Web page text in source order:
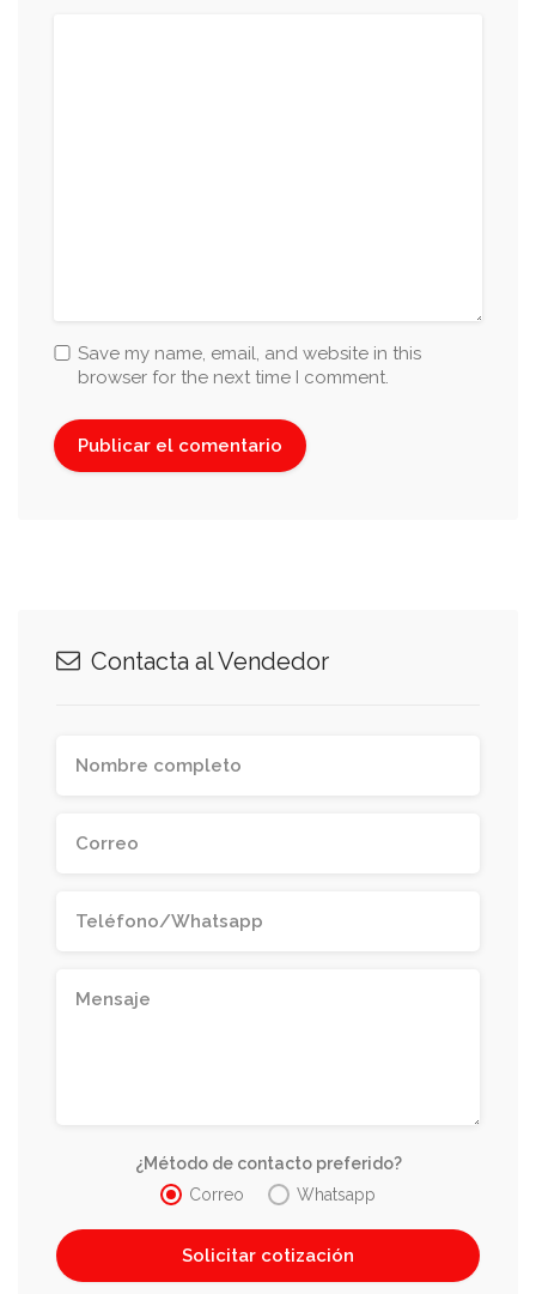
Save my name, email, and website in this
browser for the next time I comment.
Contacta al Vendedor
¿Método de contacto preferido?
Correo
Whatsapp